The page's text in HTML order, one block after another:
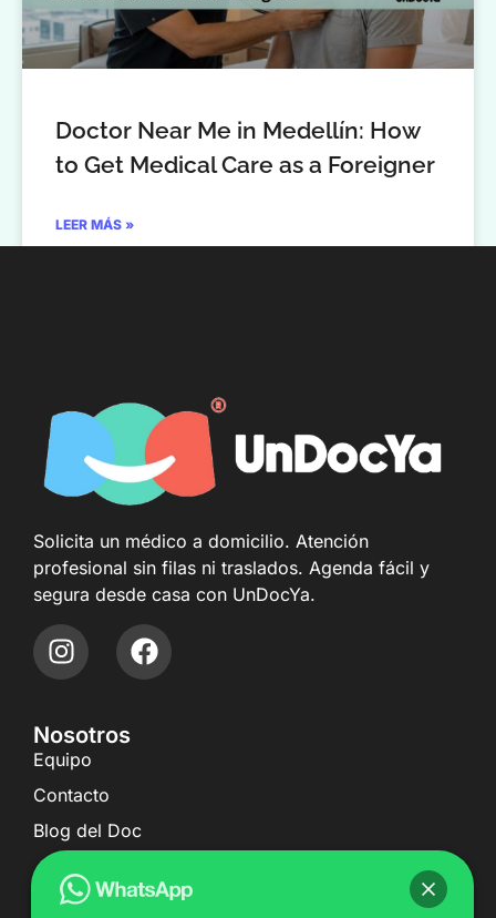
Doctor Near Me in Medellín: How
to Get Medical Care as a Foreigner
LEER MÁS »
Solicita un médico a domicilio. Atención
profesional sin filas ni traslados. Agenda fácil y
segura desde casa con UnDocYa.
Nosotros
Equipo
Contacto
Blog del Doc
Enlaces Rápidos